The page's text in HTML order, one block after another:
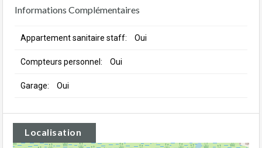
Informations Complémentaires
Appartement sanitaire staff: Oui
Compteurs personnel: Oui
Garage: Oui
Localisation